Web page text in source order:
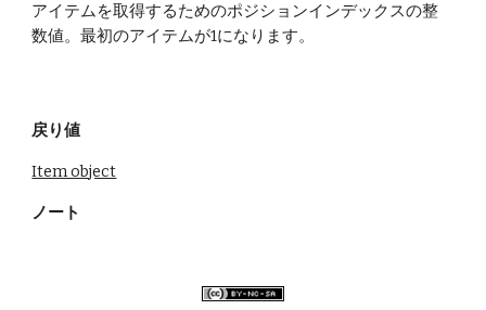
アイテムを取得するためのポジションインデックスの整
数値。最初のアイテムが1になります。
戻り値
Item object
ノート